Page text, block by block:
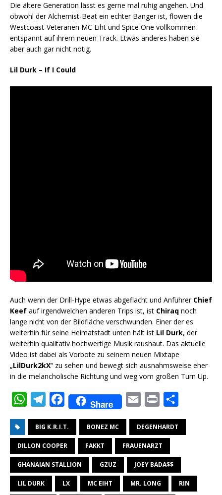
Die ältere Generation lässt es gerne mal ruhig angehen. Und
obwohl der Alchemist-Beat ein echter Banger ist, flowen die
Westcoast-Veteranen MC Eiht und Spice One vollkommen
entspannt auf ihrem neuen Track. Etwas anderes haben sie
aber auch gar nicht nötig.
Lil Durk – If I Could
Auch wenn der Drill-Hype etwas abgeflacht und Anführer Chief
Keef auf irgendwelchen anderen Trips ist, ist Chiraq noch
lange nicht von der Bildfläche verschwunden. Einer der es
weiterhin für seine Heimatstadt unten hält ist Lil Durk, der
weiterhin qualitativ hochwertige Musik raushaut. Das aktuelle
Video ist dabei als Vorbote zu seinem neuen Mixtape
„LilDurk2kX“ zu sehen und bewegt sich ausnahmsweise eher
in die melancholische Richtung und weg vom großen Turn Up.
W
t
s
A
p
e
g
r
c
e
b
o
o
Share
a
i
l
i
n
t
e
n
BIG K.R.I.T. BONEZ MC DEGENHARDT
DILLON COOPER FAKKT FRAUENARZT
GHANAIAN STALLION GZUZ JOEY BADA$$
LIL DURK LX MC EIHT MR. LONG RIN